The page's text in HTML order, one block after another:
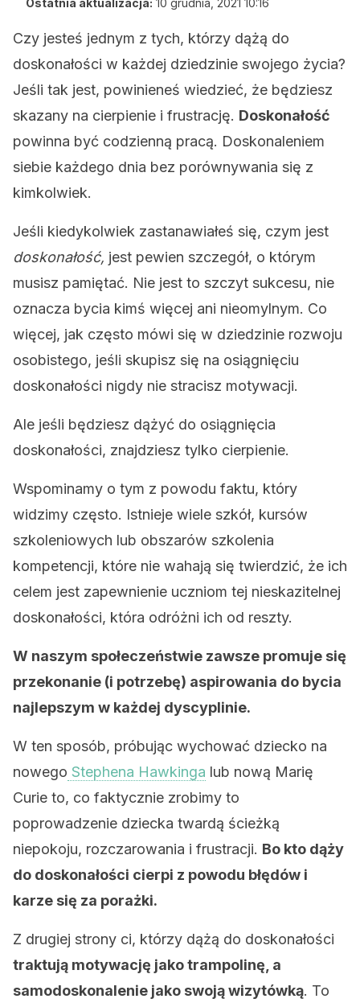
Ostatnia aktualizacja: 10 grudnia, 2021 10:16
Czy jesteś jednym z tych, którzy dążą do
doskonałości w każdej dziedzinie swojego życia?
Jeśli tak jest, powinieneś wiedzieć, że będziesz
skazany na cierpienie i frustrację. Doskonałość
powinna być codzienną pracą. Doskonaleniem
siebie każdego dnia bez porównywania się z
kimkolwiek.
Jeśli kiedykolwiek zastanawiałeś się, czym jest
doskonałość, jest pewien szczegół, o którym
musisz pamiętać. Nie jest to szczyt sukcesu, nie
oznacza bycia kimś więcej ani nieomylnym. Co
więcej, jak często mówi się w dziedzinie rozwoju
osobistego, jeśli skupisz się na osiągnięciu
doskonałości nigdy nie stracisz motywacji.
Ale jeśli będziesz dążyć do osiągnięcia
doskonałości, znajdziesz tylko cierpienie.
Wspominamy o tym z powodu faktu, który
widzimy często. Istnieje wiele szkół, kursów
szkoleniowych lub obszarów szkolenia
kompetencji, które nie wahają się twierdzić, że ich
celem jest zapewnienie uczniom tej nieskazitelnej
doskonałości, która odróżni ich od reszty.
W naszym społeczeństwie zawsze promuje się
przekonanie (i potrzebę) aspirowania do bycia
najlepszym w każdej dyscyplinie.
W ten sposób, próbując wychować dziecko na
nowego Stephena Hawkinga lub nową Marię
Curie to, co faktycznie zrobimy to
poprowadzenie dziecka twardą ścieżką
niepokoju, rozczarowania i frustracji. Bo kto dąży
do doskonałości cierpi z powodu błędów i
karze się za porażki.
Z drugiej strony ci, którzy dążą do doskonałości
traktują motywację jako trampolinę, a
samodoskonalenie jako swoją wizytówką. To